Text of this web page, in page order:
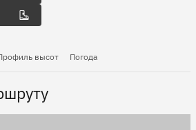
высот Погода